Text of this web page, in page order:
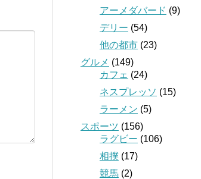
アーメダバード (9)
デリー (54)
他の都市 (23)
グルメ (149)
カフェ (24)
ネスプレッソ (15)
ラーメン (5)
スポーツ (156)
ラグビー (106)
相撲 (17)
競馬 (2)